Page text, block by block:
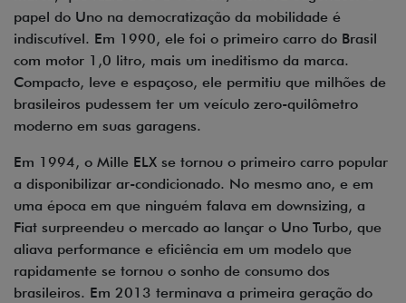
papel do Uno na democratização da mobilidade é
indiscutível. Em 1990, ele foi o primeiro carro do Brasil
com motor 1,0 litro, mais um ineditismo da marca.
Compacto, leve e espaçoso, ele permitiu que milhões de
brasileiros pudessem ter um veículo zero-quilômetro
moderno em suas garagens.
Em 1994, o Mille ELX se tornou o primeiro carro popular
a disponibilizar ar-condicionado. No mesmo ano, e em
uma época em que ninguém falava em downsizing, a
Fiat surpreendeu o mercado ao lançar o Uno Turbo, que
aliava performance e eficiência em um modelo que
rapidamente se tornou o sonho de consumo dos
brasileiros. Em 2013 terminava a primeira geração do